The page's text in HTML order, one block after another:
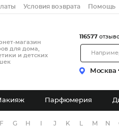
Условия возврата Помощь
магазин
для дома,
и детских
Москва
116577
Парфюмерия
F G H J K M N